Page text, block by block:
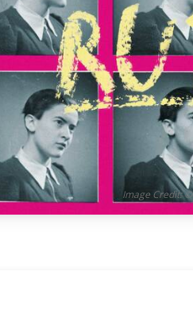
Image Credit: